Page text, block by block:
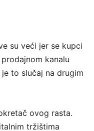
su veći jer se kupci
kanalu
to slučaj na drugim
ovog rasta.
tržištima